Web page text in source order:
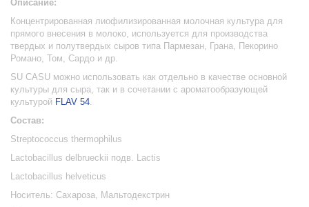
Описание:
Концентрированная лиофилизированная молочная культура для
прямого внесения в молоко, используется для производства
твердых и полутвердых сыров типа Пармезан, Грана, Пекорино
Романо, Том, Сардо и др.
SU CASU можно использовать как отдельно в качестве основной
культуры для сыра, так и в сочетании с ароматообразующей
культурой FLAV 54
Состав:
Streptococcus thermophilus
Lactobacillus delbrueckii подв . Lactis
Lactobacillus helveticus
Носитель: Сахароза, Мальтодекстрин